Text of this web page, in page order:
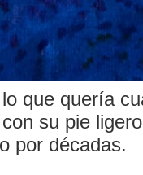
que quería
su pie
por décadas.